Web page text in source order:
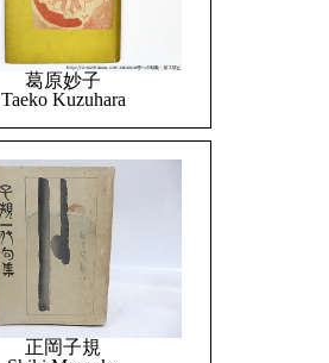
葛原妙子
Taeko Kuzuhara
正岡子規